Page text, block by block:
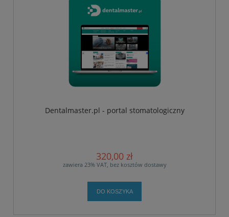
Dentalmaster.pl - portal stomatologiczny
320,00 zł
zawiera 23% VAT, bez kosztów dostawy
DO KOSZYKA